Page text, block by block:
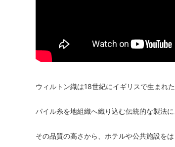
ウィルトン織は18世紀にイギリスで生まれ
パイル糸を地組織へ織り込む伝統的な製法
その品質の高さから、ホテルや公共施設を